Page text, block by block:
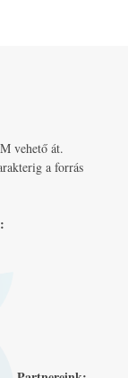
vehető át.
a forrás